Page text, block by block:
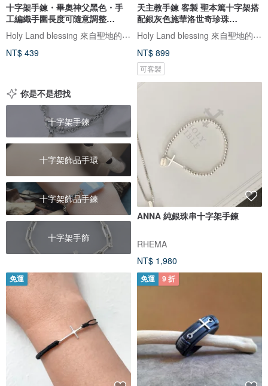
十字架手鍊・畢奧神父黑色・手
工編織手圍長度可隨意調整
8250007
Holy Land blessing 來自聖地的祝福
NT$ 439
天主教手鍊 客製 聖本篤十字架搭
配銀灰色施華洛世奇珍珠
8250052
Holy Land blessing 來自聖地的祝福
NT$ 899
可客製
你是不是想找
十字架手鍊
十字架飾品手環
十字架飾品手鍊
十字架手飾
ANNA 純銀珠串十字架手鍊
RHEMA
NT$ 1,980
免運 免運 9 折